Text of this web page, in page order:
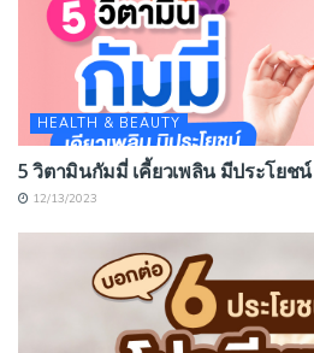
HEALTH & BEAUTY
5 วิตามินกัมมี่ เคี้ยวเพลิน มีประโยชน์
12/13/2023